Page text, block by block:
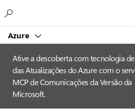
Azure
Ative a descoberta com tecnologia
das Atualizações do Azure com o
MCP de Comunicações da Versão da
Microsoft.